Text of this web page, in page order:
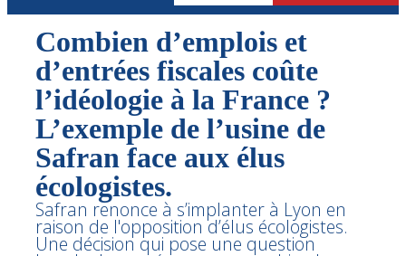
Combien d’emplois et
d’entrées fiscales coûte
l’idéologie à la France ?
L’exemple de l’usine de
Safran face aux élus
écologistes.
Safran renonce à s’implanter à Lyon en
raison de l'opposition d’élus écologistes.
Une décision qui pose une question